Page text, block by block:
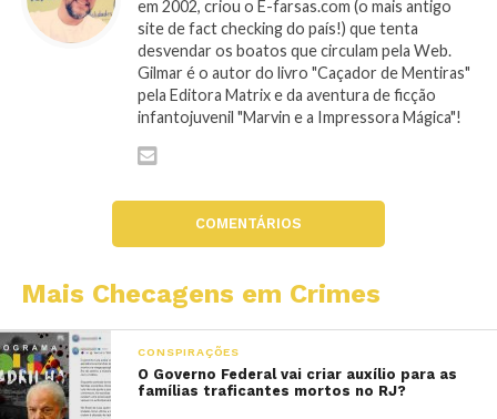
em 2002, criou o E-farsas.com (o mais antigo
site de fact checking do país!) que tenta
desvendar os boatos que circulam pela Web.
Gilmar é o autor do livro "Caçador de Mentiras"
pela Editora Matrix e da aventura de ficção
infantojuvenil "Marvin e a Impressora Mágica"!
COMENTÁRIOS
Mais Checagens em Crimes
CONSPIRAÇÕES
O Governo Federal vai criar auxílio para as
famílias traficantes mortos no RJ?